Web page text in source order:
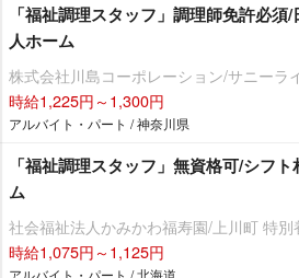
「福祉調理スタッフ」調理師免許必
人ホーム
株式会社川島コーポレーション/サニーラ
時給1,225円～1,300円
アルバイト・パート / 神奈川県
「福祉調理スタッフ」無資格可/シフ
ム
社会福祉法人かみかわ福寿園/上川町 特
時給1,075円～1,125円
アルバイト・パート / 北海道